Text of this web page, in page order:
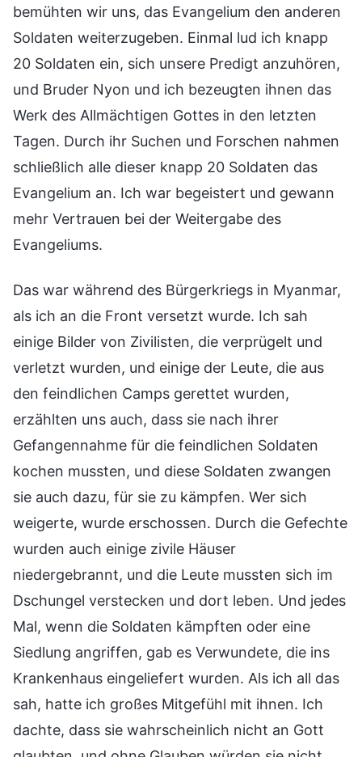
bemühten wir uns, das Evangelium den anderen
Soldaten weiterzugeben. Einmal lud ich knapp
20 Soldaten ein, sich unsere Predigt anzuhören,
und Bruder Nyon und ich bezeugten ihnen das
Werk des Allmächtigen Gottes in den letzten
Tagen. Durch ihr Suchen und Forschen nahmen
schließlich alle dieser knapp 20 Soldaten das
Evangelium an. Ich war begeistert und gewann
mehr Vertrauen bei der Weitergabe des
Evangeliums.
Das war während des Bürgerkriegs in Myanmar,
als ich an die Front versetzt wurde. Ich sah
einige Bilder von Zivilisten, die verprügelt und
verletzt wurden, und einige der Leute, die aus
den feindlichen Camps gerettet wurden,
erzählten uns auch, dass sie nach ihrer
Gefangennahme für die feindlichen Soldaten
kochen mussten, und diese Soldaten zwangen
sie auch dazu, für sie zu kämpfen. Wer sich
weigerte, wurde erschossen. Durch die Gefechte
wurden auch einige zivile Häuser
niedergebrannt, und die Leute mussten sich im
Dschungel verstecken und dort leben. Und jedes
Mal, wenn die Soldaten kämpften oder eine
Siedlung angriffen, gab es Verwundete, die ins
Krankenhaus eingeliefert wurden. Als ich all das
sah, hatte ich großes Mitgefühl mit ihnen. Ich
dachte, dass sie wahrscheinlich nicht an Gott